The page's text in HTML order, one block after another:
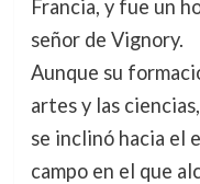
Francia, y fue un
señor de Vignory.
Aunque su
artes y las ciencias,
se inclinó hacia el
campo en el que